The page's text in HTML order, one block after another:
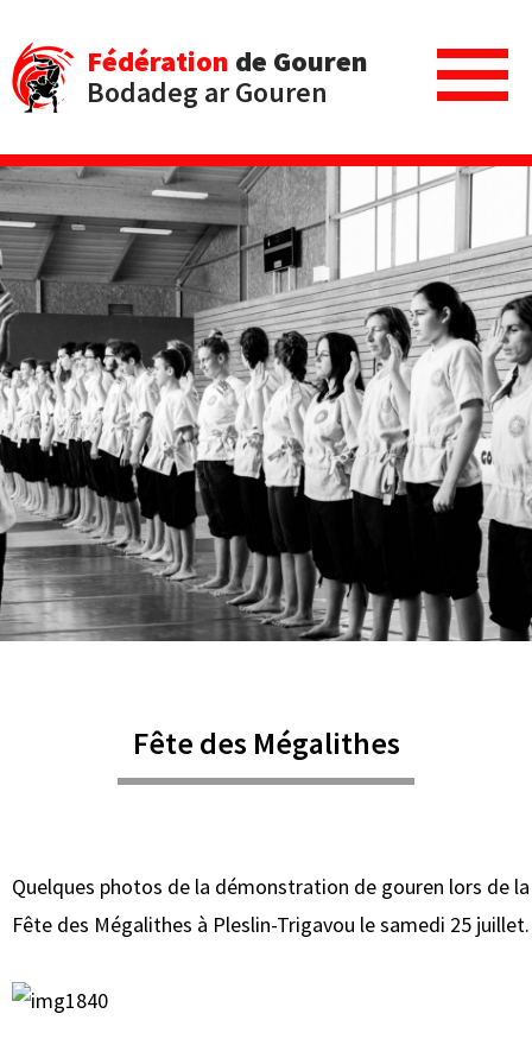
Fédération de Gouren
Bodadeg ar Gouren
Fête des Mégalithes
Quelques photos de la démonstration de gouren lors de la
Fête des Mégalithes à Pleslin-Trigavou le samedi 25 juillet.